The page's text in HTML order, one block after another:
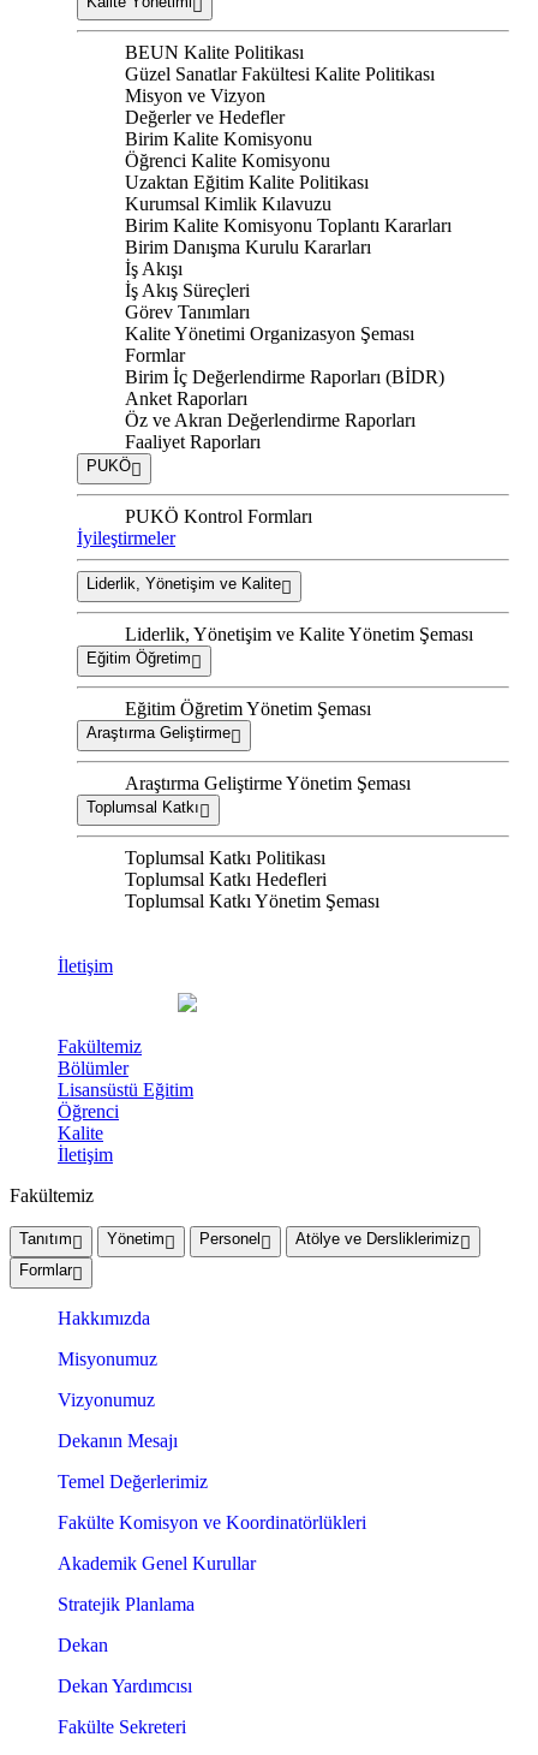
BEUN Kalite Politikası
Güzel Sanatlar Fakültesi Kalite Politikası
Misyon ve Vizyon
Değerler ve Hedefler
Birim Kalite Komisyonu
Öğrenci Kalite Komisyonu
Uzaktan Eğitim Kalite Politikası
Kurumsal Kimlik Kılavuzu
Birim Kalite Komisyonu Toplantı Kararları
Birim Danışma Kurulu Kararları
İş Akışı
İş Akış Süreçleri
Görev Tanımları
Kalite Yönetimi Organizasyon Şeması
Formlar
Birim İç Değerlendirme Raporları (BİDR)
Anket Raporları
Öz ve Akran Değerlendirme Raporları
Faaliyet Raporları
PUKÖ
PUKÖ Kontrol Formları
İyileştirmeler
Liderlik, Yönetişim ve Kalite
Liderlik, Yönetişim ve Kalite Yönetim Şeması
Eğitim Öğretim
Eğitim Öğretim Yönetim Şeması
Araştırma Geliştirme
Araştırma Geliştirme Yönetim Şeması
Toplumsal Katkı
Toplumsal Katkı Politikası
Toplumsal Katkı Hedefleri
Toplumsal Katkı Yönetim Şeması
İletişim
Fakültemiz
Bölümler
Lisansüstü Eğitim
Öğrenci
Kalite
İletişim
Fakültemiz
Tanıtım Yönetim Personel
Atölye ve Dersliklerimiz
Formlar
Hakkımızda
Misyonumuz
Vizyonumuz
Dekanın Mesajı
Temel Değerlerimiz
Fakülte Komisyon ve Koordinatörlükleri
Akademik Genel Kurullar
Stratejik Planlama
Dekan
Dekan Yardımcısı
Fakülte Sekreteri